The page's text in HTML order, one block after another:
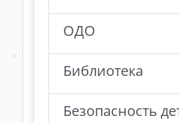
ОДО
Библиотека
Безопасность